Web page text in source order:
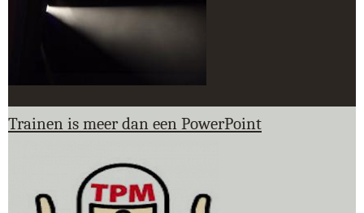
Trainen is meer dan een PowerPoint